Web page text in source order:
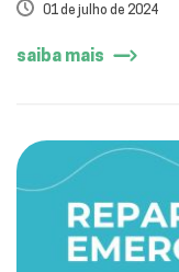
01 de julho de 2024
saiba mais